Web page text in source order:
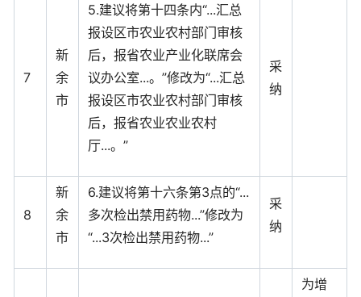
7
新
余
市
5.建议将第十四条内“...汇总
报设区市农业农村部门审核
后，报省农业产业化联席会
议办公室...。”修改为“...汇总
报设区市农业农村部门审核
后，报省农业农业农村
厅...。”
采
纳
8
新
余
市
6.建议将第十六条第3点的“...
多次检出禁用药物...”修改为
“...3次检出禁用药物...”
采
纳
为增